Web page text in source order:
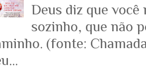
Deus diz que você
sozinho, que não
(fonte: